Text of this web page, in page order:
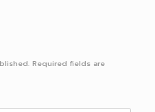
Required fields are